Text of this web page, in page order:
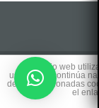
© 2017
Este sitio web
usuario. Si continúa
de las mencionadas
el